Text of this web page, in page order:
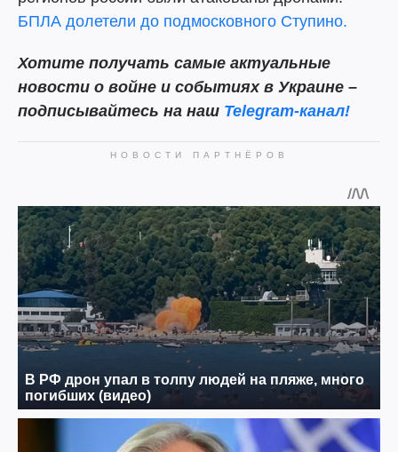
БПЛА долетели до подмосковного Ступино.
Хотите получать самые актуальные
новости о войне и событиях в Украине –
подписывайтесь на наш Telegram-канал!